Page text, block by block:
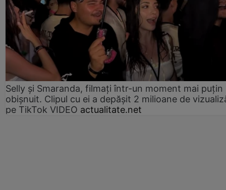
Selly și Smaranda, filmați într-un moment mai puțin
obișnuit. Clipul cu ei a depășit 2 milioane de
pe TikTok VIDEO actualitate.net